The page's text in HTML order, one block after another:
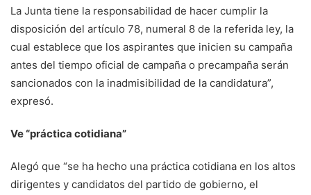
La Junta tiene la responsabilidad de hacer cumplir la
disposición del artículo 78, numeral 8 de la referida ley, la
cual establece que los aspirantes que inicien su campaña
antes del tiempo oficial de campaña o precampaña serán
sancionados con la inadmisibilidad de la candidatura”,
expresó.
Ve “práctica cotidiana”
Alegó que “se ha hecho una práctica cotidiana en los altos
dirigentes y candidatos del partido de gobierno, el